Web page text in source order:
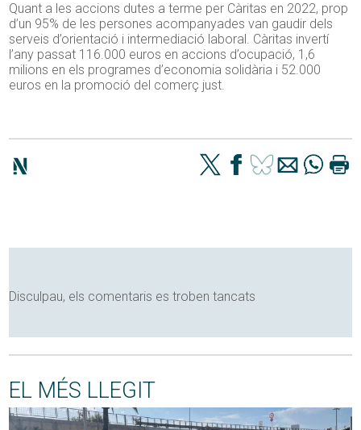
Quant a les accions dutes a terme per Càritas en 2022, prop
d’un 95% de les persones acompanyades van gaudir dels
serveis d’orientació i intermediació laboral. Càritas invertí
l’any passat 116.000 euros en accions d’ocupació, 1,6
milions en els programes d’economia solidària i 52.000
euros en la promoció del comerç just.
Disculpau, els comentaris es troben tancats
EL MÉS LLEGIT